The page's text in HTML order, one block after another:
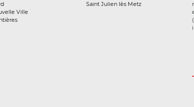
Ville
Saint Julien lès Metz